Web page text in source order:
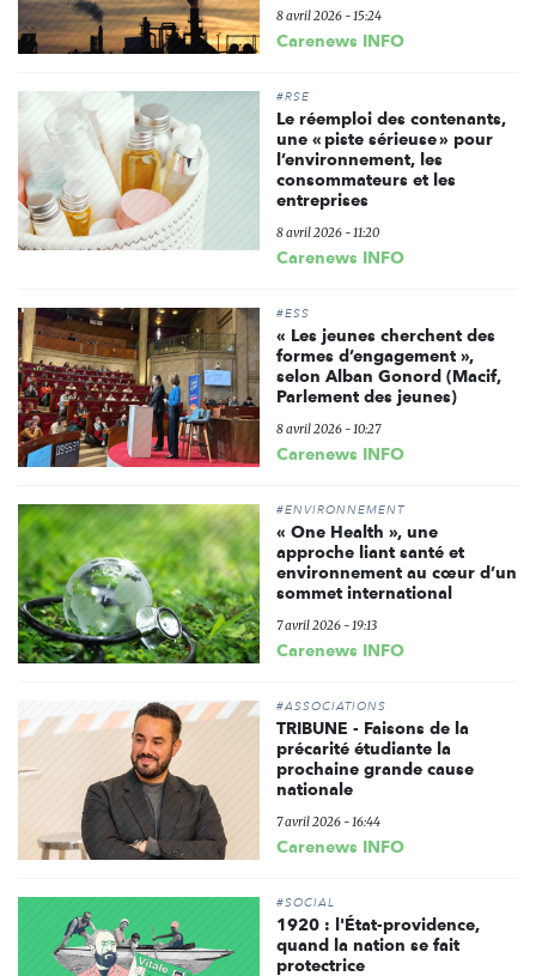
8 avril 2026 - 15:24
Carenews INFO
#RSE
Le réemploi des contenants,
une « piste sérieuse » pour
l’environnement, les
consommateurs et les
entreprises
8 avril 2026 - 11:20
Carenews INFO
#ESS
« Les jeunes cherchent des
formes d’engagement »,
selon Alban Gonord (Macif,
Parlement des jeunes)
8 avril 2026 - 10:27
Carenews INFO
#ENVIRONNEMENT
« One Health », une
approche liant santé et
environnement au cœur d’un
sommet international
7 avril 2026 - 19:13
Carenews INFO
#ASSOCIATIONS
TRIBUNE - Faisons de la
précarité étudiante la
prochaine grande cause
nationale
7 avril 2026 - 16:44
Carenews INFO
#SOCIAL
1920 : l'État-providence,
quand la nation se fait
protectrice